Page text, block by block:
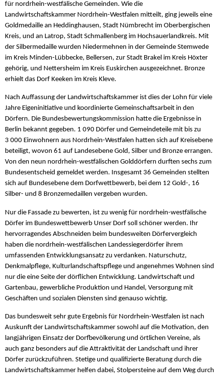
für nordrhein-westfälische Gemeinden. Wie die
Landwirtschaftskammer Nordrhein-Westfalen mitteilt, ging jeweils eine
Goldmedaille an Heddinghausen, Stadt Nümbrecht im Oberbergischen
Kreis, und an Latrop, Stadt Schmallenberg im Hochsauerlandkreis. Mit
der Silbermedaille wurden Niedermehnen in der Gemeinde Stemwede
im Kreis Minden-Lübbecke, Bellersen, zur Stadt Brakel im Kreis Höxter
gehörig, und Nettersheim im Kreis Euskirchen ausgezeichnet. Bronze
erhielt das Dorf Keeken im Kreis Kleve.
Nach Auffassung der Landwirtschaftskammer ist dies der Lohn für viele
Jahre Eigeninitiative und koordinierte Gemeinschaftsarbeit in den
Dörfern. Die Bundesbewertungskommission hatte die Ergebnisse in
Berlin bekannt gegeben. 1 090 Dörfer und Gemeindeteile mit bis zu
3 000 Einwohnern aus Nordrhein-Westfalen hatten sich auf Kreisebene
beteiligt, wovon 61 auf Landesebene Gold, Silber und Bronze errangen.
Von den neun nordrhein-westfälischen Golddörfern durften sechs zum
Bundesentscheid gemeldet werden. Insgesamt 36 Gemeinden stellten
sich auf Bundesebene dem Dorfwettbewerb, bei dem 12 Gold-, 16
Silber- und 8 Bronzemedaillen vergeben wurden.
Nur die Fassade zu bewerten, ist zu wenig für nordrhein-westfälische
Dörfer im Bundeswettbewerb Unser Dorf soll schöner werden. Ihr
hervorragendes Abschneiden beim bundesweiten Dörfervergleich
haben die nordrhein-westfälischen Landessiegerdörfer ihrem
umfassenden Entwicklungsansatz zu verdanken. Naturschutz,
Denkmalpflege, Kulturlandschaftspflege und angenehmes Wohnen sind
nur die eine Seite der dörflichen Entwicklung. Landwirtschaft und
Gartenbau, gewerbliche Produktion und Handel, Versorgung mit
Geschäften und sozialen Diensten sind genauso wichtig.
Das bundesweit sehr gute Ergebnis für Nordrhein-Westfalen ist nach
Auskunft der Landwirtschaftskammer sowohl auf die Motivation, den
langjährigen Einsatz der Dorfbevölkerung und örtlichen Vereine, als
auch ganz besonders auf die Attraktivität der Landschaft und ihrer
Dörfer zurückzuführen. Stetige und qualifizierte Beratung durch die
Landwirtschaftskammer helfen dabei, Stolpersteine auf dem Weg durch